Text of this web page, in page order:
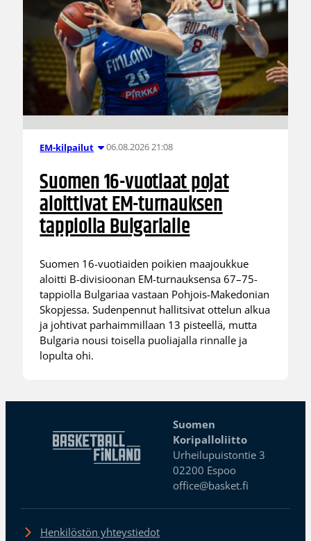
EM-kilpailut 06.08.2026 21:08
Suomen 16-vuotiaat pojat
aloittivat EM-turnauksen
tappiolla Bulgarialle
Suomen 16-vuotiaiden poikien maajoukkue
aloitti B-divisioonan EM-turnauksensa 67–75-
tappiolla Bulgariaa vastaan Pohjois-Makedonian
Skopjessa. Sudenpennut hallitsivat ottelun alkua
ja johtivat parhaimmillaan 13 pisteellä, mutta
Bulgaria nousi toisella puoliajalla rinnalle ja
lopulta ohi.
Suomen
Koripalloliitto
Urheilupuistontie 3
02200 Espoo
office@basket.fi
Henkilöstön yhteystiedot